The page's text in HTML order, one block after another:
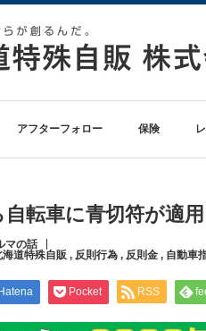
アフターフォロー 保険
自転車に青切符が適
マの話
海道特殊自販 , 反則行為 , 反則金 , 自動車
Hatena Pocket RSS